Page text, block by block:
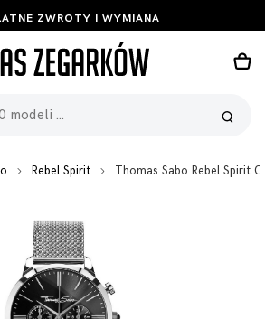
ZWROTY I WYMIANA
Rebel Spirit Thomas Sabo Rebel Spirit